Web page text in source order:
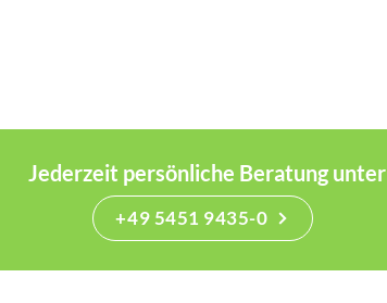
Jederzeit persönliche Beratung unter
+49 5451 9435-0